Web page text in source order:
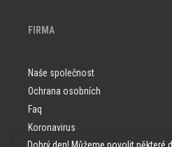
FIRMA
Naše společnost
Ochrana osobních
Faq
Koronavirus